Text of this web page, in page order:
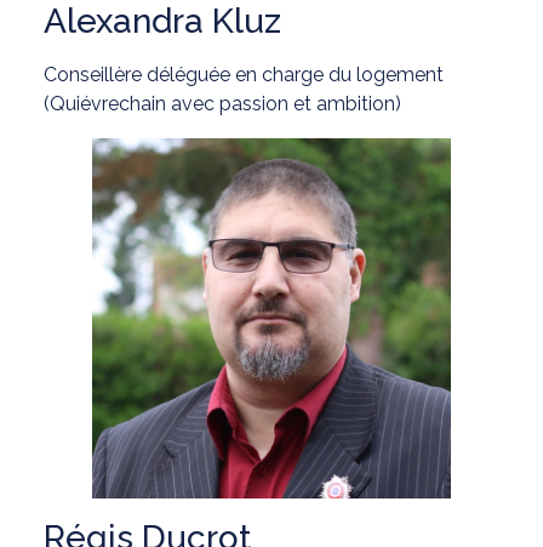
Alexandra Kluz
Conseillère déléguée en charge du logement
(Quiévrechain avec passion et ambition)
Régis Ducrot